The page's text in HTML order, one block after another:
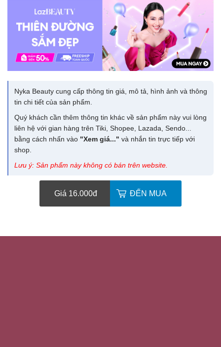
Nyka Beauty cung cấp thông tin giá, mô tả, hình ảnh và thông
tin chi tiết của sản phẩm.
Quý khách cần thêm thông tin khác về sản phẩm này vui lòng
liên hệ với gian hàng trên Tiki, Shopee, Lazada, Sendo...
bằng cách nhấn vào "Xem giá..." và nhắn tin trực tiếp với
shop.
Lưu ý: Sản phẩm này không có bán trên website.
Giá 16.000đ ĐẾN MUA